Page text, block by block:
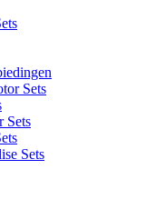
Sets
Sets
Sets